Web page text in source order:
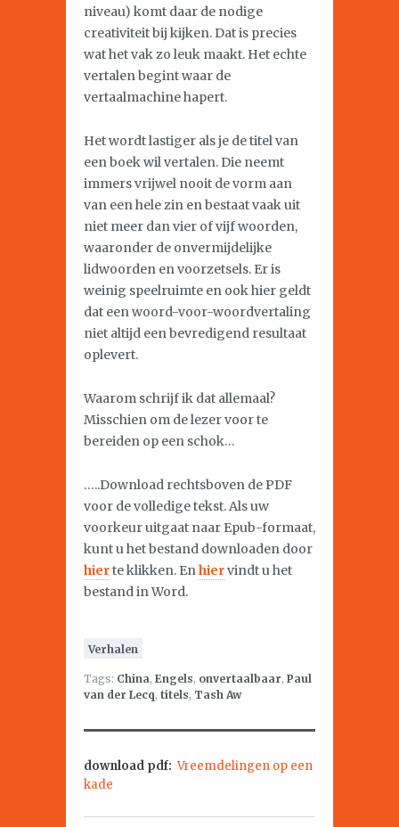
niveau) komt daar de nodige
creativiteit bij kijken. Dat is precies
wat het vak zo leuk maakt. Het echte
vertalen begint waar de
vertaalmachine hapert.
Het wordt lastiger als je de titel van
een boek wil vertalen. Die neemt
immers vrijwel nooit de vorm aan
van een hele zin en bestaat vaak uit
niet meer dan vier of vijf woorden,
waaronder de onvermijdelijke
lidwoorden en voorzetsels. Er is
weinig speelruimte en ook hier geldt
dat een woord-voor-woordvertaling
niet altijd een bevredigend resultaat
oplevert.
Waarom schrijf ik dat allemaal?
Misschien om de lezer voor te
bereiden op een schok…
…..Download rechtsboven de PDF
voor de volledige tekst. Als uw
voorkeur uitgaat naar Epub-formaat,
kunt u het bestand downloaden door
hierte klikken. Enhiervindt u het
bestand in Word.
Verhalen
Tags: China, Engels, onvertaalbaar, Paul
van der Lecq, titels, Tash Aw
download pdf: Vreemdelingen op een
kade